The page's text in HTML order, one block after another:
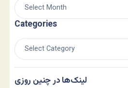
Categories
لینک‌ها در چنین روزی